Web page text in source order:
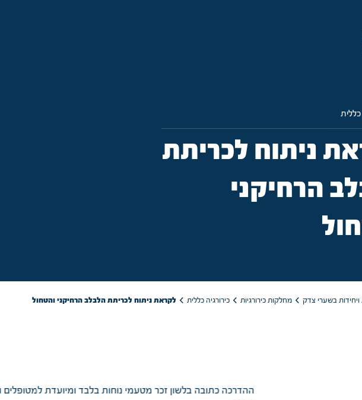
כללית
ניתוח לכריתת
הרחיקני
בשערי צדק מחלקות כירורגיות כירורגיה כללית לקראת ניתוח לכריתת הלבלב הרחיקני והטחול
ההדרכה כתובה בלשון זכר מטעמי נוחות בלבד ומיועדת למטופלים